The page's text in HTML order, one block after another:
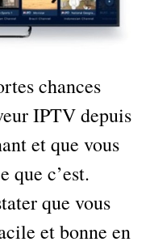
chances
IPTV depuis
et que vous
que c’est.
que vous
et bonne en